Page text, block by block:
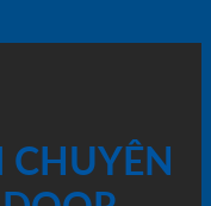
CHUYÊN